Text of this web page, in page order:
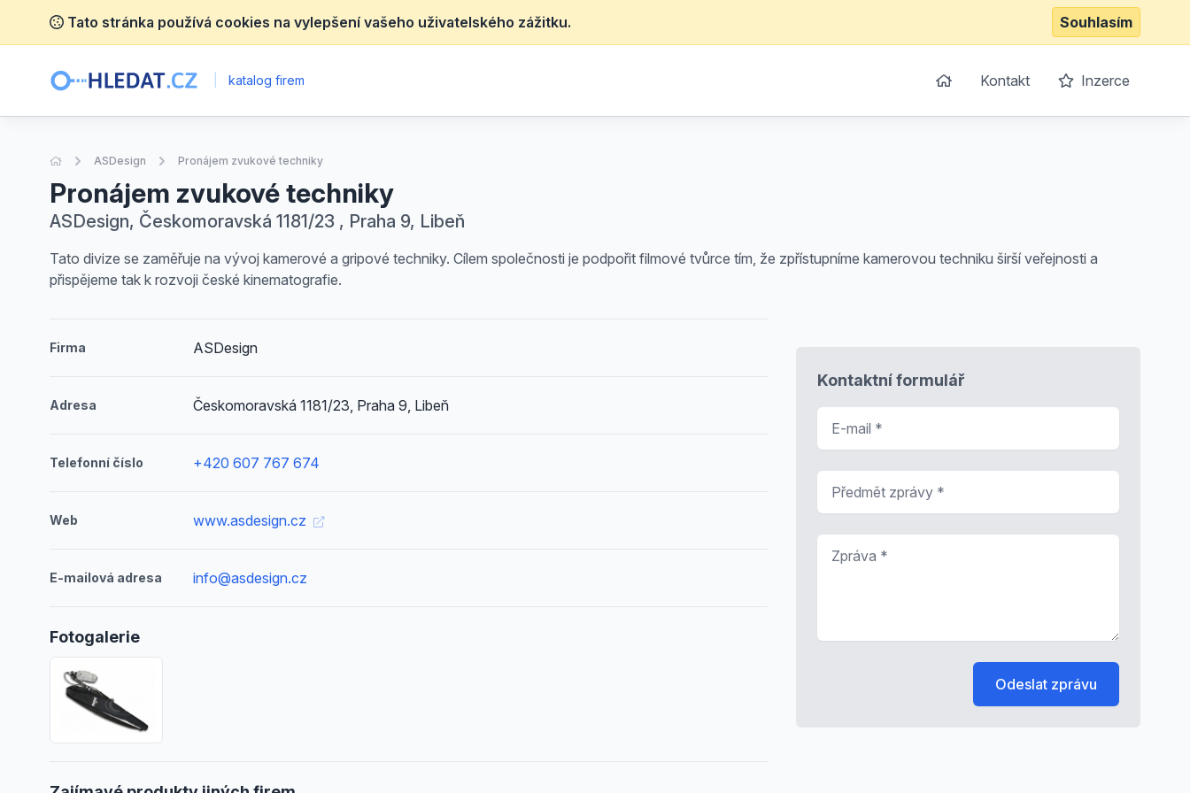
Tato stránka používá cookies na vylepšení vašeho uživatelského zážitku. Souhlasím
katalog firem Kontakt Inzerce
Úvodní stránka
ASDesign Pronájem zvukové techniky
Pronájem zvukové techniky
ASDesign, Českomoravská 1181/23 , Praha 9, Libeň
Tato divize se zaměřuje na vývoj kamerové a gripové techniky. Cílem společnosti je podpořit filmové tvůrce tím, že zpřístupníme kamerovou techniku širší veřejnosti a
přispějeme tak k rozvoji české kinematografie.
Firma ASDesign
Adresa Českomoravská 1181/23, Praha 9, Libeň
Telefonní číslo +420 607 767 674
Web www.asdesign.cz
E-mailová adresa info@asdesign.cz
Fotogalerie
Kontaktní formulář
Odeslat zprávu